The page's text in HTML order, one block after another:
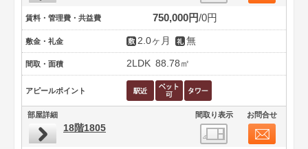
賃料・管理費・共益費 750,000円 0円
敷金・礼金 2.0ヶ月 無
間取・面積 2LDK 88.78㎡
アピールポイント
部屋詳細 間取り表示 お問合せ
18階1805